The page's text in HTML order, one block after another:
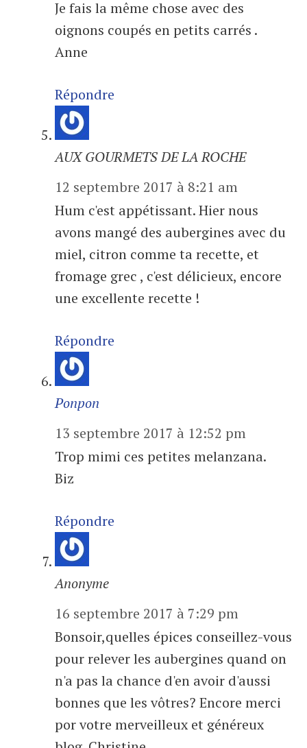
Je fais la même chose avec des
oignons coupés en petits carrés .
Anne
Répondre
AUX GOURMETS DE LA ROCHE
12 septembre 2017 à 8:21 am
Hum c'est appétissant. Hier nous
avons mangé des aubergines avec du
miel, citron comme ta recette, et
fromage grec , c'est délicieux, encore
une excellente recette !
Répondre
Ponpon
13 septembre 2017 à 12:52 pm
Trop mimi ces petites melanzana.
Biz
Répondre
Anonyme
16 septembre 2017 à 7:29 pm
Bonsoir,quelles épices conseillez-vous
pour relever les aubergines quand on
n'a pas la chance d'en avoir d'aussi
bonnes que les vôtres? Encore merci
por votre merveilleux et généreux